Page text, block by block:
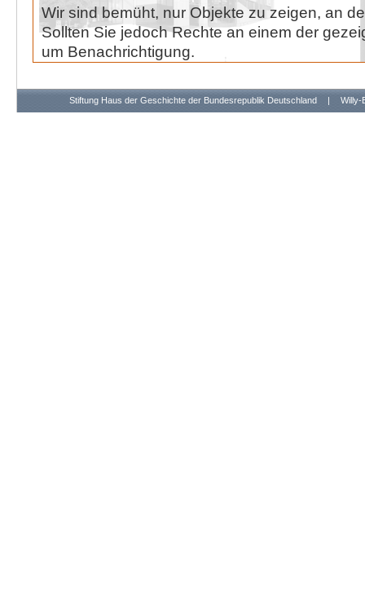
Wir sind bemüht, nur Objekte zu zeigen, an
Sollten Sie jedoch Rechte an einem der
um Benachrichtigung.
Stiftung Haus der Geschichte der Bundesrepublik Deutschland | Willy-